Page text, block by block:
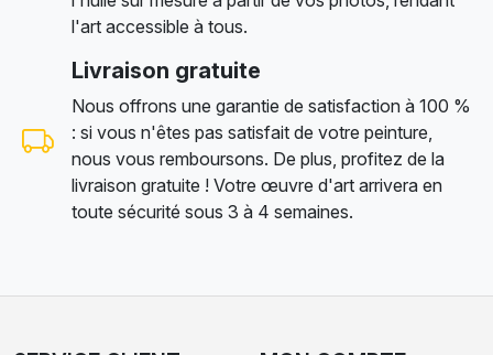
l'art accessible à tous.
Livraison gratuite
Nous offrons une garantie de satisfaction à 100 %
: si vous n'êtes pas satisfait de votre peinture,
nous vous remboursons. De plus, profitez de la
livraison gratuite ! Votre œuvre d'art arrivera en
toute sécurité sous 3 à 4 semaines.